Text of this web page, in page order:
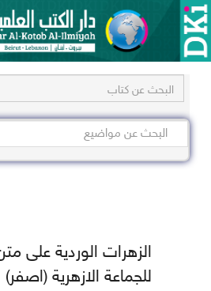
الزهرات الوردية على
للجماعة الازهرية (اصفر)